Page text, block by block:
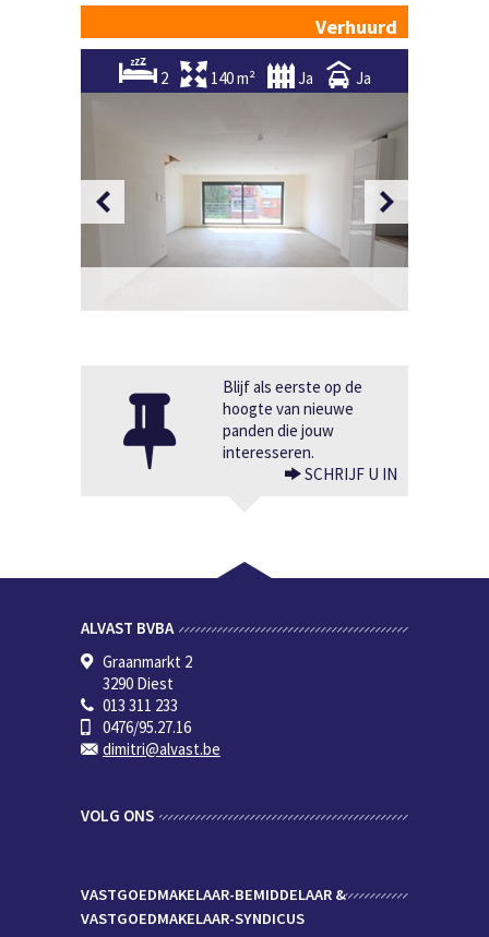
Verhuurd
2 140 m² Ja Ja
Blijf als eerste op de
hoogte van nieuwe
panden die jouw
interesseren.
SCHRIJF U IN
ALVAST BVBA
Graanmarkt 2
3290 Diest
013 311 233
0476/95.27.16
dimitri@alvast.be
VOLG ONS
VASTGOEDMAKELAAR-BEMIDDELAAR &
VASTGOEDMAKELAAR-SYNDICUS